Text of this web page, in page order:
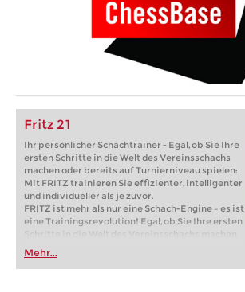
Fritz 21
Ihr persönlicher Schachtrainer - Egal, ob Sie Ihre
ersten Schritte in die Welt des Vereinsschachs
machen oder bereits auf Turnierniveau spielen:
Mit FRITZ trainieren Sie effizienter, intelligenter
und individueller als je zuvor.
FRITZ ist mehr als nur eine Schach-Engine – es ist
eine Trainingsrevolution! Egal, ob Sie Ihre ersten
Schritte in die Welt des Vereinsschachs machen
oder bereits auf Turnierniveau spielen: Mit
FRITZ trainieren Sie effizienter, intelligenter und
individueller als je zuvor.
Mehr...